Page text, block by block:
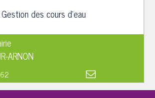
des cours d'eau
ARNON